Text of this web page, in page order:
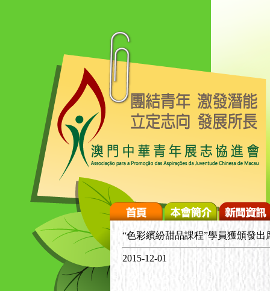
“色彩繽紛甜品課程”學員獲頒發出
2015-12-01